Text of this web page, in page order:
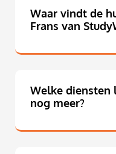
Waar vindt de
Frans van
Welke diensten
nog meer?